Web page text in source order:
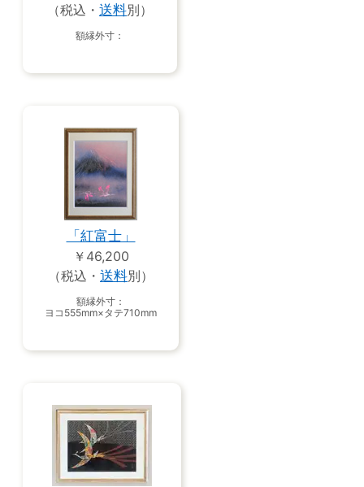
（税込・ 送料別）
額縁外寸：
「紅富士」
￥46,200
（税込・ 送料別）
額縁外寸：
ヨコ555mm×タテ710mm